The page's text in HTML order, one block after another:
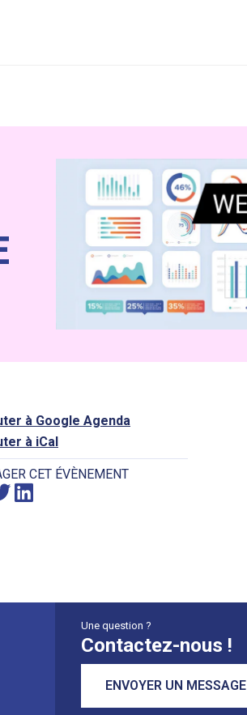
à Google Agenda
à iCal
CET ÉVÈNEMENT
Une question ?
Contactez-nous !
ENVOYER UN MESSAGE